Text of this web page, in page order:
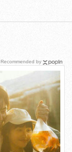
Recommended by